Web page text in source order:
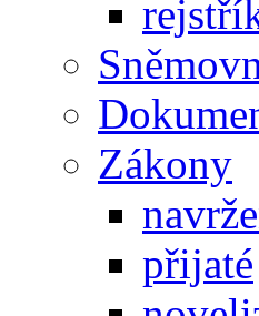
Zákony
přijaté